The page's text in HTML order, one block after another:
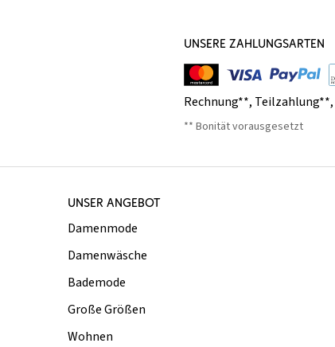
UNSERE ZAHLUNGSARTEN
Rechnung**, Teilzahlung**,
** Bonität vorausgesetzt
UNSER ANGEBOT
Damenmode
Damenwäsche
Bademode
Große Größen
Wohnen